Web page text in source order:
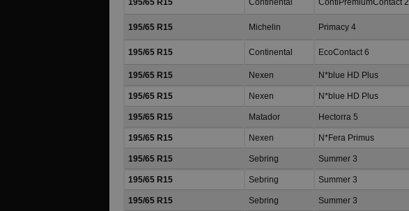
195/65 R15 Continental ContiPremiumContact 2
195/65 R15 Michelin Primacy 4
195/65 R15 Continental EcoContact 6
195/65 R15 Nexen N*blue HD Plus
195/65 R15 Nexen N*blue HD Plus
195/65 R15 Matador Hectorra 5
195/65 R15 Nexen N*Fera Primus
195/65 R15 Sebring Summer 3
195/65 R15 Sebring Summer 3
195/65 R15 Sebring Summer 3